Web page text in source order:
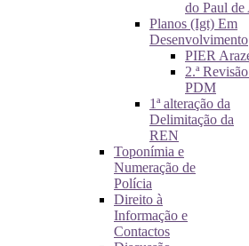
do Paul de
Planos (Igt) Em
Desenvolvimento
PIER
2.ª
PDM
1ª alteração da
Delimitação da
REN
Toponímia e
Numeração de
Polícia
Direito à
Informação e
Contactos